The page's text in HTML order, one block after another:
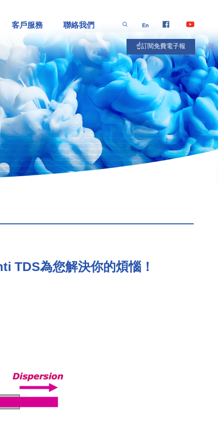
客戶服務 聯絡我們 En
☝️訂閱免費電子報
TDS為您解決你的煩惱！